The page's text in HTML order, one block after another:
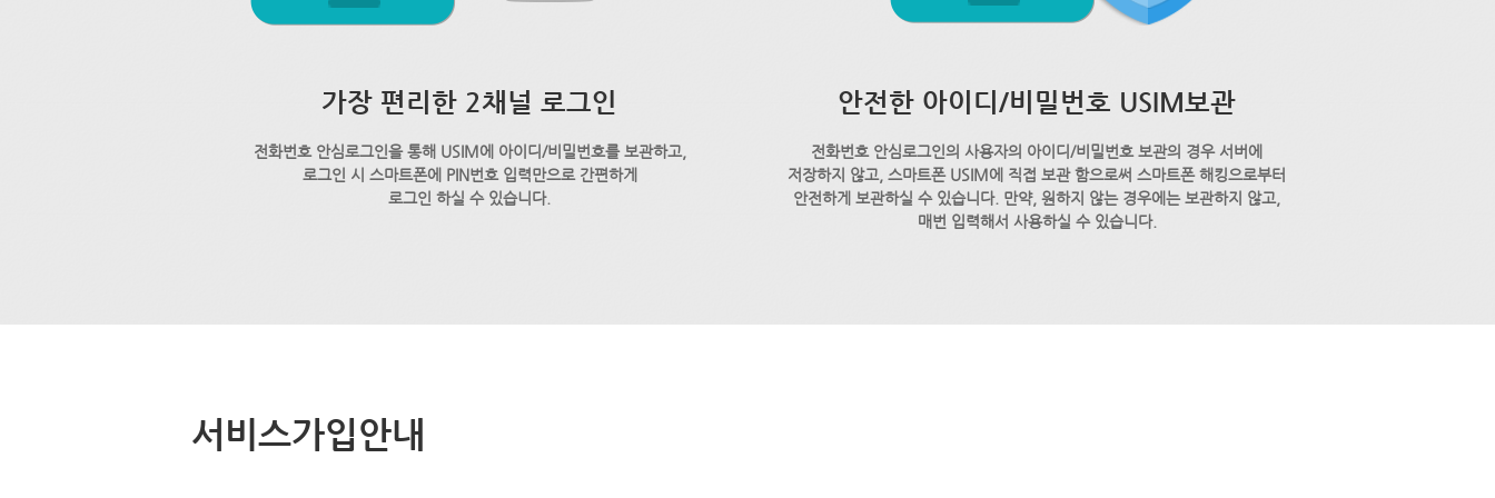
가장 편리한 2채널 로그인
전화번호 안심로그인을 통해 USIM에 아이디/비밀번호를 보관하고,
로그인 시 스마트폰에 PIN번호 입력만으로 간편하게
로그인 하실 수 있습니다.
안전한 아이디/비밀번호 USIM보관
전화번호 안심로그인의 사용자의 아이디/비밀번호 보관의 경우 서버에
저장하지 않고, 스마트폰 USIM에 직접 보관 함으로써 스마트폰 해킹으로부터
안전하게 보관하실 수 있습니다. 만약, 원하지 않는 경우에는 보관하지 않고,
매번 입력해서 사용하실 수 있습니다.
서비스가입안내